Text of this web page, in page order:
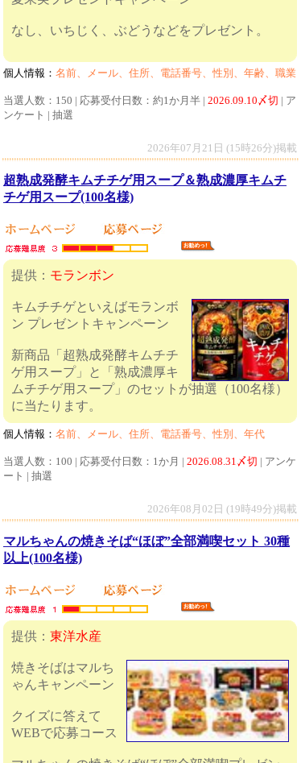
なし、いちじく、ぶどうなどをプレゼント。
個人情報： 名前、メール、住所、電話番号、性別、年齢、職業
当選人数：150 | 応募受付日数：約1か月半 | 2026.09.10〆切 | ア
ンケート | 抽選
2026年07月21日 (15時26分)掲載
超熟成発酵キムチチゲ用スープ＆熟成濃厚キムチ
チゲ用スープ(100名様)
提供： モランボン
キムチチゲといえばモランボ
ン プレゼントキャンペーン
新商品「超熟成発酵キムチチ
ゲ用スープ」と「熟成濃厚キ
ムチチゲ用スープ」のセットが抽選（100名様）
に当たります。
個人情報： 名前、メール、住所、電話番号、性別、年代
当選人数：100 | 応募受付日数：1か月 | 2026.08.31〆切 | アンケ
ート | 抽選
2026年08月02日 (19時49分)掲載
マルちゃんの焼きそば“ほぼ”全部満喫セット 30種
以上(100名様)
提供： 東洋水産
焼きそばはマルち
ゃんキャンペーン
クイズに答えて
WEBで応募コース